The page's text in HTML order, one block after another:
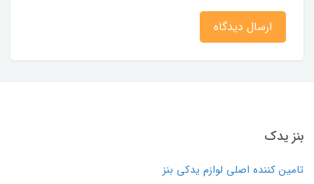
ارسال دیدگاه
بنز یدک
تامین کننده اصلی لوازم یدکی بنز